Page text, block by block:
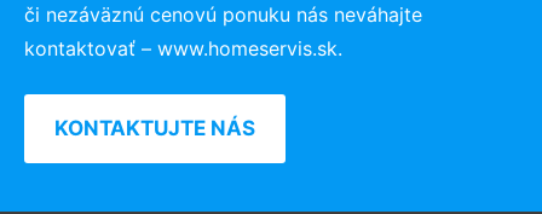
či nezáväznú cenovú ponuku nás neváhajte
kontaktovať – www.homeservis.sk.
KONTAKTUJTE NÁS